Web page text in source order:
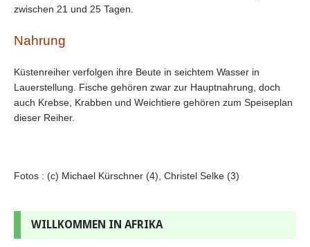
zwischen 21 und 25 Tagen.
Nahrung
Küstenreiher verfolgen ihre Beute in seichtem Wasser in
Lauerstellung. Fische gehören zwar zur Hauptnahrung, doch
auch Krebse, Krabben und Weichtiere gehören zum Speiseplan
dieser Reiher.
Fotos : (c) Michael Kürschner (4), Christel Selke (3)
WILLKOMMEN IN AFRIKA